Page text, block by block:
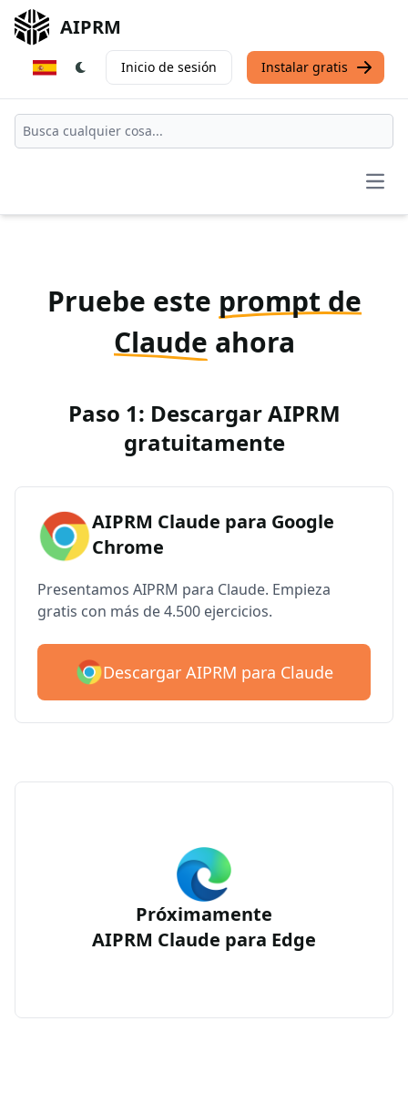
AIPRM
Inicio de sesión Instalar gratis
Pruebe este prompt de
Claude ahora
Paso 1: Descargar AIPRM
gratuitamente
AIPRM Claude para Google
Chrome
Presentamos AIPRM para Claude. Empieza
gratis con más de 4.500 ejercicios.
Descargar AIPRM para Claude
Próximamente
AIPRM Claude para Edge